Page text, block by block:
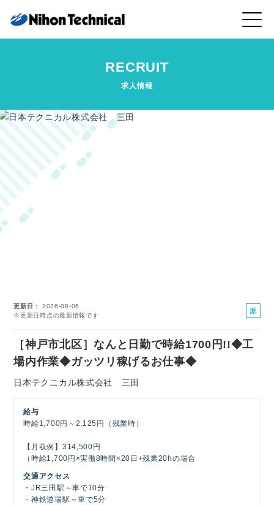
RECRUIT
求人情報
更新日
2026-08-06
※更新日時点の最新情報です
派
社
［神戸市北区］なんと日勤で時給1700円!!◆工
場内作業◆ガッツリ稼げるお仕事◆
日本テクニカル株式会社 三田
給与
時給1,700円～2,125円（残業時）
【月収例】314,500円
（時給1,700円×実働8時間×20日+残業20hの場合
交通アクセス
・JR三田駅～車で10分
・神鉄道場駅～車で5分